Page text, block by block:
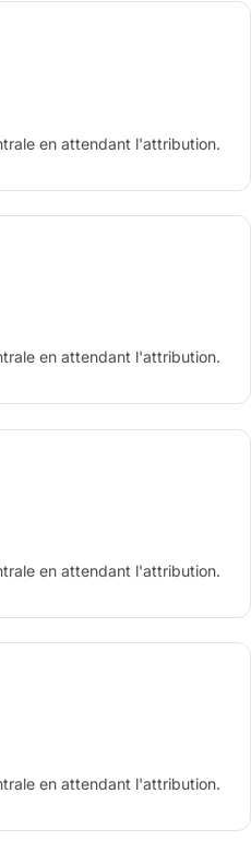
en attendant l'attribution.
en attendant l'attribution.
en attendant l'attribution.
en attendant l'attribution.